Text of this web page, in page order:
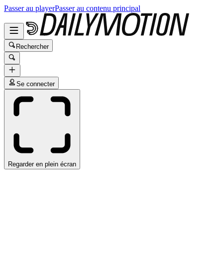
Passer au playerPasser au contenu principal
Rechercher
Se connecter
Regarder en plein écran